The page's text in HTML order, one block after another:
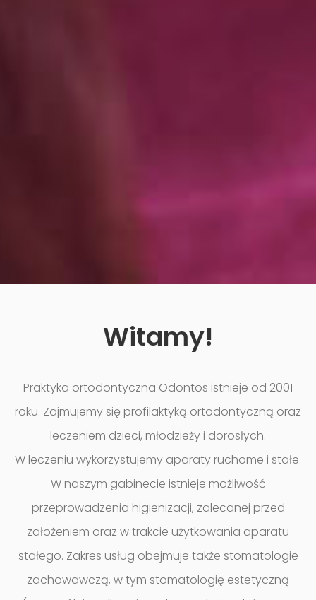
Witamy!
Praktyka ortodontyczna Odontos istnieje od 2001
roku. Zajmujemy się profilaktyką ortodontyczną oraz
leczeniem dzieci, młodzieży i dorosłych.
W leczeniu wykorzystujemy aparaty ruchome i stałe.
W naszym gabinecie istnieje możliwość
przeprowadzenia higienizacji, zalecanej przed
założeniem oraz w trakcie użytkowania aparatu
stałego. Zakres usług obejmuje także stomatologie
zachowawczą, w tym stomatologię estetyczną